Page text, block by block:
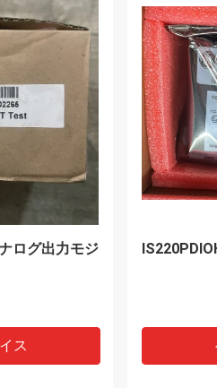
510-076-114
ス
General